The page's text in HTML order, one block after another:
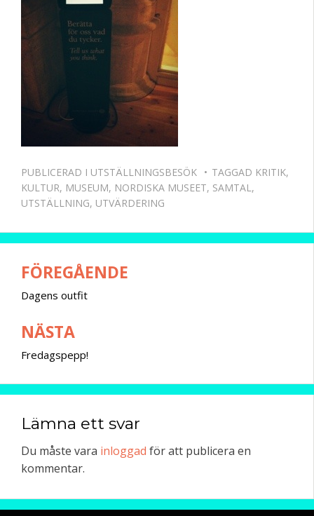
PUBLICERAD I UTSTÄLLNINGSBESÖK TAGGAD KRITIK,
KULTUR, MUSEUM, NORDISKA MUSEET, SAMTAL,
UTSTÄLLNING, UTVÄRDERING
Inläggsnavigering
FÖREGÅENDE
Dagens outfit
NÄSTA
Fredagspepp!
Lämna ett svar
Du måste vara inloggad för att publicera en
kommentar.